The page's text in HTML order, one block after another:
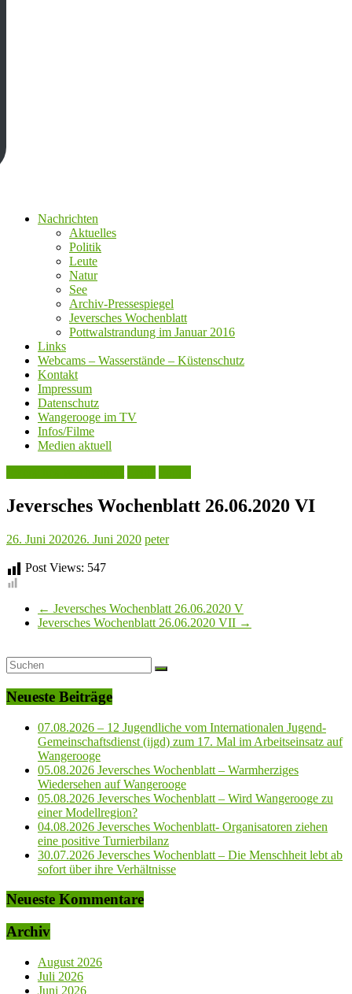
Nachrichten
Aktuelles
Politik
Leute
Natur
See
Archiv-Pressespiegel
Jeversches Wochenblatt
Pottwalstrandung im Januar 2016
Links
Webcams – Wasserstände – Küstenschutz
Kontakt
Impressum
Datenschutz
Wangerooge im TV
Infos/Filme
Medien aktuell
Jeversches Wochenblatt 26.06.2020 VI
26. Juni 202026. Juni 2020 peter
Post Views: 547
← Jeversches Wochenblatt 26.06.2020 V
Jeversches Wochenblatt 26.06.2020 VII →
Neueste Beiträge
07.08.2026 – 12 Jugendliche vom Internationalen Jugend-
Gemeinschaftsdienst (ijgd) zum 17. Mal im Arbeitseinsatz auf
Wangerooge
05.08.2026 Jeversches Wochenblatt – Warmherziges
Wiedersehen auf Wangerooge
05.08.2026 Jeversches Wochenblatt – Wird Wangerooge zu
einer Modellregion?
04.08.2026 Jeversches Wochenblatt- Organisatoren ziehen
eine positive Turnierbilanz
30.07.2026 Jeversches Wochenblatt – Die Menschheit lebt ab
sofort über ihre Verhältnisse
Neueste Kommentare
Archiv
August 2026
Juli 2026
Juni 2026